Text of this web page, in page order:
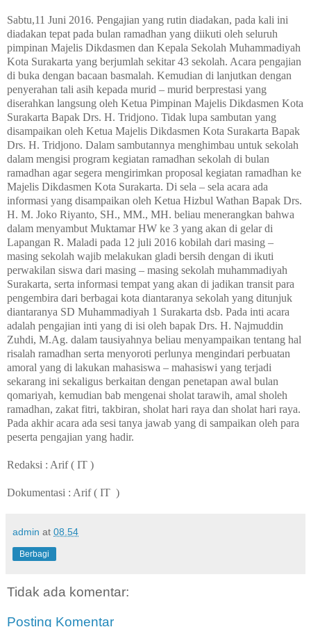
Sabtu,11 Juni 2016. Pengajian yang rutin diadakan, pada kali ini
diadakan tepat pada bulan ramadhan yang diikuti oleh seluruh
pimpinan Majelis Dikdasmen dan Kepala Sekolah Muhammadiyah
Kota Surakarta yang berjumlah sekitar 43 sekolah. Acara pengajian
di buka dengan bacaan basmalah. Kemudian di lanjutkan dengan
penyerahan tali asih kepada murid – murid berprestasi yang
diserahkan langsung oleh Ketua Pimpinan Majelis Dikdasmen Kota
Surakarta Bapak Drs. H. Tridjono. Tidak lupa sambutan yang
disampaikan oleh Ketua Majelis Dikdasmen Kota Surakarta Bapak
Drs. H. Tridjono. Dalam sambutannya menghimbau untuk sekolah
dalam mengisi program kegiatan ramadhan sekolah di bulan
ramadhan agar segera mengirimkan proposal kegiatan ramadhan ke
Majelis Dikdasmen Kota Surakarta. Di sela – sela acara ada
informasi yang disampaikan oleh Ketua Hizbul Wathan Bapak Drs.
H. M. Joko Riyanto, SH., MM., MH. beliau menerangkan bahwa
dalam menyambut Muktamar HW ke 3 yang akan di gelar di
Lapangan R. Maladi pada 12 juli 2016 kobilah dari masing –
masing sekolah wajib melakukan gladi bersih dengan di ikuti
perwakilan siswa dari masing – masing sekolah muhammadiyah
Surakarta, serta informasi tempat yang akan di jadikan transit para
pengembira dari berbagai kota diantaranya sekolah yang ditunjuk
diantaranya SD Muhammadiyah 1 Surakarta dsb. Pada inti acara
adalah pengajian inti yang di isi oleh bapak Drs. H. Najmuddin
Zuhdi, M.Ag. dalam tausiyahnya beliau menyampaikan tentang hal
risalah ramadhan serta menyoroti perlunya mengindari perbuatan
amoral yang di lakukan mahasiswa – mahasiswi yang terjadi
sekarang ini sekaligus berkaitan dengan penetapan awal bulan
qomariyah, kemudian bab mengenai sholat tarawih, amal sholeh
ramadhan, zakat fitri, takbiran, sholat hari raya dan sholat hari raya.
Pada akhir acara ada sesi tanya jawab yang di sampaikan oleh para
peserta pengajian yang hadir.
Redaksi : Arif ( IT )
Dokumentasi : Arif ( IT )
admin at 08.54
Berbagi
Tidak ada komentar:
Posting Komentar